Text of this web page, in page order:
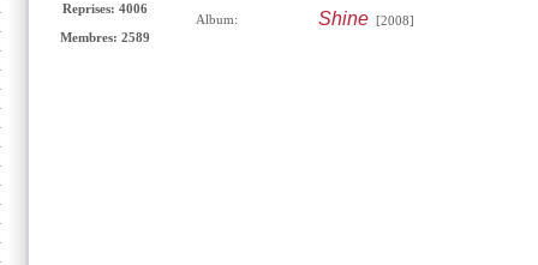
Reprises: 4006
Membres: 2589
Album: Shine[2008]